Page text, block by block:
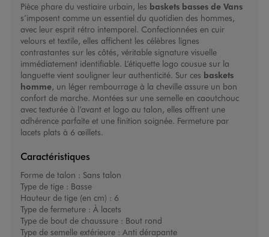
Pièce phare du vestiaire urbain, les baskets basses de Vans
s’imposent comme un essentiel du quotidien des hommes,
avec leur esprit rétro intemporel. Confectionnées en cuir
velours et textile, elles affichent les célèbres lignes
contrastantes sur les côtés, véritable signature visuelle
immédiatement identifiable. L’étiquette logo cousue sur la
languette vient souligner leur authenticité. Sur ces baskets
homme, un léger rembourrage à la cheville assure un bon
confort de marche. Montées sur une semelle en caoutchouc
avec texturée à l’avant et logo au talon, elles offrent une
adhérence parfaite et une finition soignée. Fermeture par
lacets plats à 6 œillets.
Caractéristiques
Forme de talon : Sans talon
Type de tige : Basse
Hauteur de tige (en cm) : 6
Type de fermeture : À lacets
Type de bout de chaussure : Bout rond
Type de semelle extérieure : Anti dérapante